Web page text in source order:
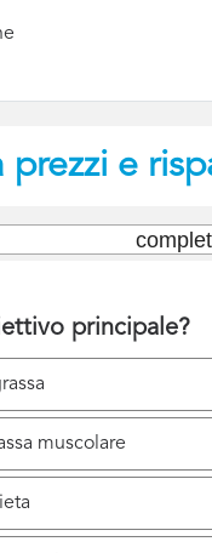
prezzi e
principale?
muscolare